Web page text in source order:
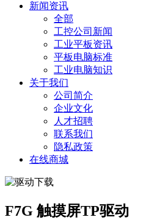
新闻资讯
全部
工控公司新闻
工业平板资讯
平板电脑标准
工业电脑知识
关于我们
公司简介
企业文化
人才招聘
联系我们
隐私政策
在线商城
F7G 触摸屏TP驱动